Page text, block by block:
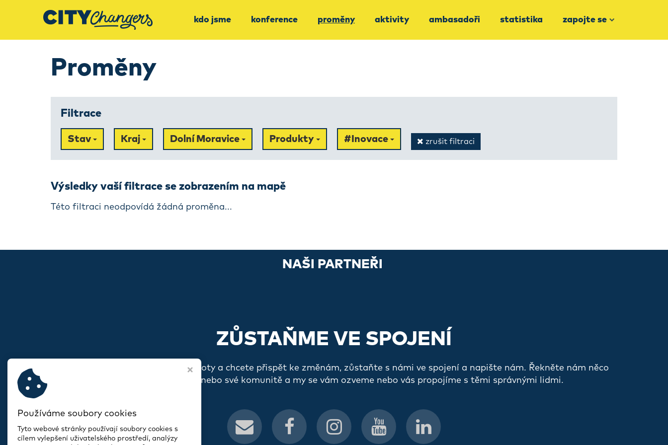
kdo jsme konference proměny aktivity ambasadoři statistika zapojte se
Proměny
Filtrace
Stav Kraj Dolní Moravice Produkty #Inovace zrušit filtraci
Výsledky vaší filtrace se zobrazením na mapě
Této filtraci neodpovídá žádná proměna...
NAŠI PARTNEŘI
ZŮSTAŇME VE SPOJENÍ
Pokud s vámi rezonují naše hodnoty a chcete přispět ke změnám, zůstaňte s námi ve spojení a napište nám. Řekněte nám něco
o sobě, o svém spolku nebo své komunitě a my se vám ozveme nebo vás propojíme s těmi správnými lidmi.
Používáme soubory cookies
Tyto webové stránky používají soubory cookies s
cílem vylepšení uživatelského prostředí, analýzy